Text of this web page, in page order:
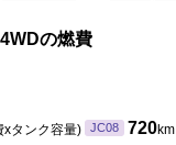
の燃費
xタンク容量) JC08 720km